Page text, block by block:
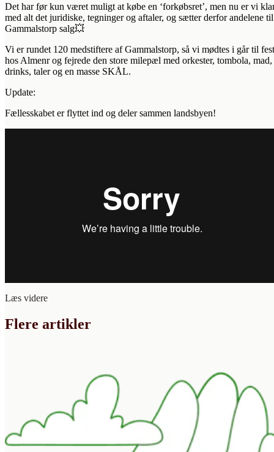
Det har før kun været muligt at købe en ‘forkøbsret’, men nu er vi
med alt det juridiske, tegninger og aftaler, og sætter derfor andelene til
Gammalstorp salg💥
Vi er rundet 120 medstiftere af Gammalstorp, så vi mødtes i går til fest
hos Almenr og fejrede den store milepæl med orkester, tombola, mad,
drinks, taler og en masse SKÅL.
Update:
Fællesskabet er flyttet ind og deler sammen landsbyen!
Læs videre
Flere artikler